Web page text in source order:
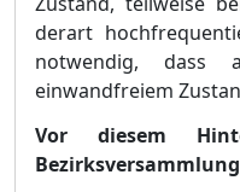
derart
notwendig, dass
einwandfreiem
Vor diesem